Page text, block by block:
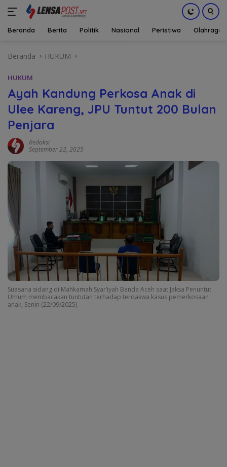
Beranda Berita Politik Nasional Peristiwa Olahraga
Beranda HUKUM
HUKUM
Ayah Kandung Perkosa Anak di
Ulee Kareng, JPU Tuntut 200 Bulan
Penjara
Redaksi
September 22, 2025
Suasana sidang di Mahkamah Syar’iyah Banda Aceh saat Jaksa Penuntut
Umum membacakan tuntutan terhadap terdakwa kasus pemerkosaan
anak, Senin (22/09/2025)